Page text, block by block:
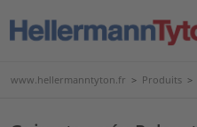
www.hellermanntyton.fr > Produits >